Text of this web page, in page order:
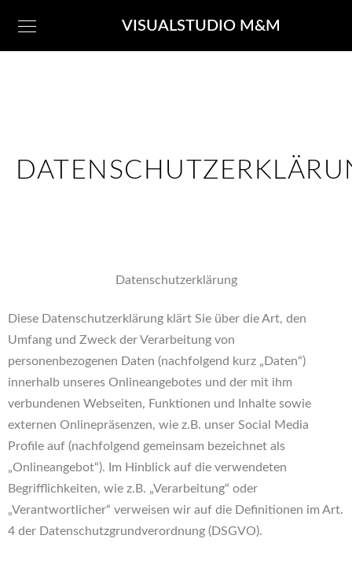
VISUALSTUDIO M&M
Datenschutzerklärung
Diese Datenschutzerklärung klärt Sie über die Art, den
Umfang und Zweck der Verarbeitung von
personenbezogenen Daten (nachfolgend kurz „Daten“)
innerhalb unseres Onlineangebotes und der mit ihm
verbundenen Webseiten, Funktionen und Inhalte sowie
externen Onlinepräsenzen, wie z.B. unser Social Media
Profile auf (nachfolgend gemeinsam bezeichnet als
„Onlineangebot“). Im Hinblick auf die verwendeten
Begrifflichkeiten, wie z.B. „Verarbeitung“ oder
„Verantwortlicher“ verweisen wir auf die Definitionen im Art.
4 der Datenschutzgrundverordnung (DSGVO).